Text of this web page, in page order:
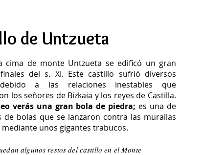
de Untzueta
cima de monte Untzueta se edificó un gran
del s. XI. Este castillo sufrió diversos
a las relaciones inestables que
los señores de Bizkaia y los reyes de Castilla.
verás una gran bola de piedra; es una de
de bolas que se lanzaron contra las murallas
unos gigantes trabucos.
algunos restos del castillo en el Monte